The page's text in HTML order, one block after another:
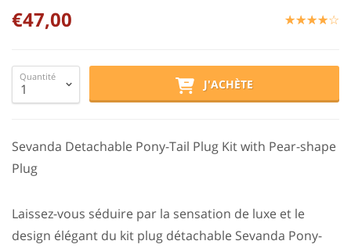
€47,00
☆☆☆☆☆
★★★★★
Quantité
J'ACHÈTE
Sevanda Detachable Pony-Tail Plug Kit with Pear-shape
Plug
Laissez-vous séduire par la sensation de luxe et le
design élégant du kit plug détachable Sevanda Pony-